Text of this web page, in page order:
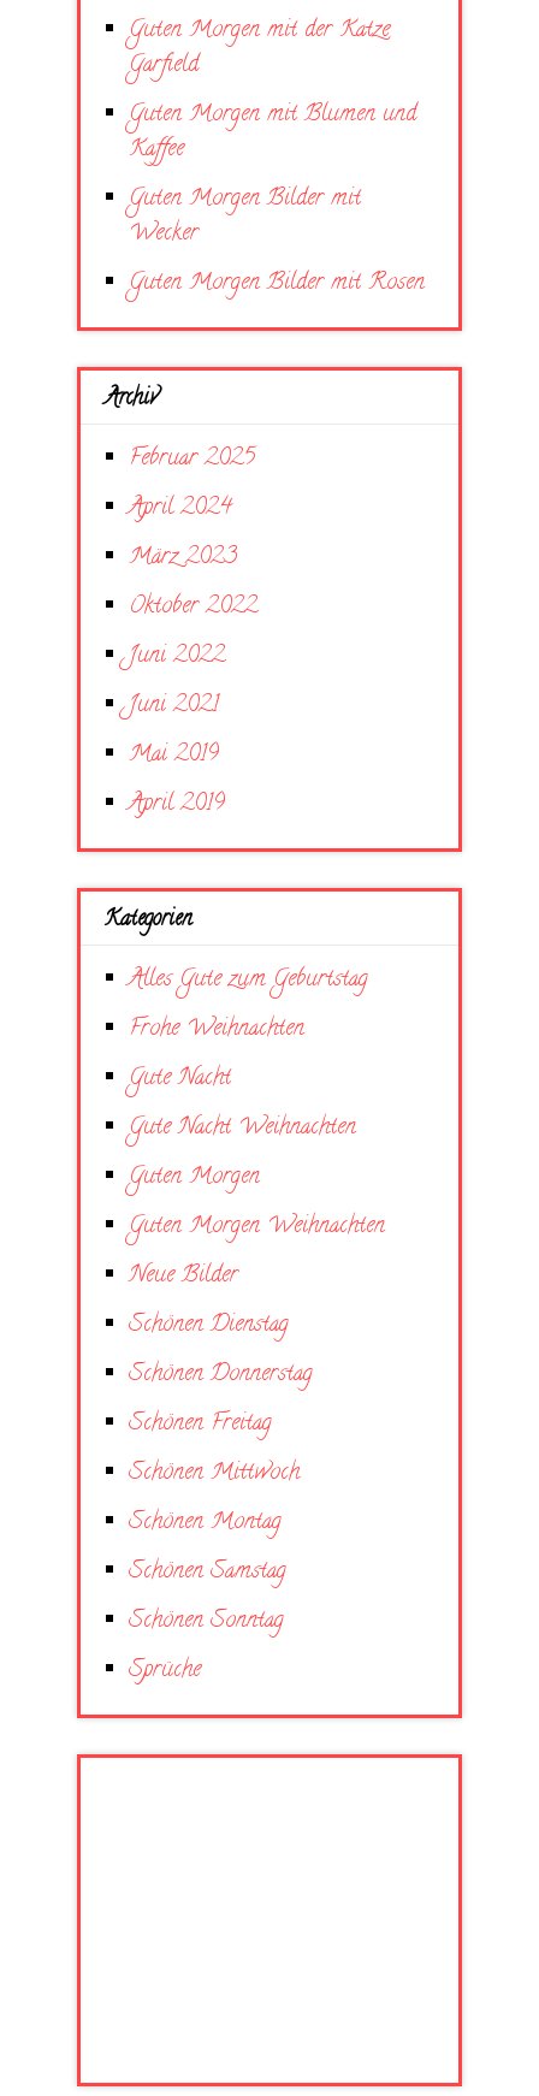
Guten Morgen mit der Katze
Garfield
Guten Morgen mit Blumen und
Kaffee
Guten Morgen Bilder mit
Wecker
Guten Morgen Bilder mit Rosen
Archiv
Februar 2025
April 2024
März 2023
Oktober 2022
Juni 2022
Juni 2021
Mai 2019
April 2019
Kategorien
Alles Gute zum Geburtstag
Frohe Weihnachten
Gute Nacht
Gute Nacht Weihnachten
Guten Morgen
Guten Morgen Weihnachten
Neue Bilder
Schönen Dienstag
Schönen Donnerstag
Schönen Freitag
Schönen Mittwoch
Schönen Montag
Schönen Samstag
Schönen Sonntag
Sprüche